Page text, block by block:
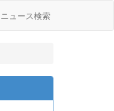
ニュース検索